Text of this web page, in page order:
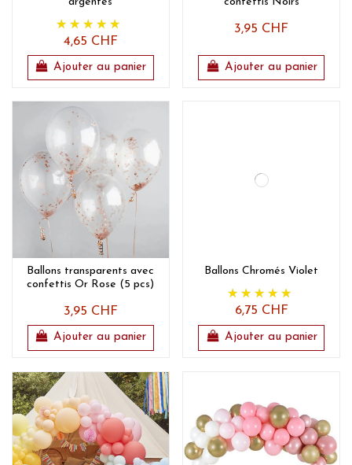
4,65 CHF
Ajouter au panier
3,95 CHF
Ajouter au panier
Ballons transparents avec
confettis Or Rose (5 pcs)
3,95 CHF
Ajouter au panier
Ballons Chromés Violet
6,75 CHF
Ajouter au panier